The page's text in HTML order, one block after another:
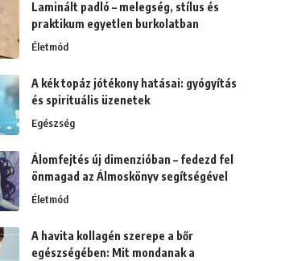
Laminált padló – melegség, stílus és
praktikum egyetlen burkolatban
Életmód
A kék topáz jótékony hatásai: gyógyítás
és spirituális üzenetek
Egészség
Álomfejtés új dimenzióban – fedezd fel
önmagad az Álmoskönyv segítségével
Életmód
A havita kollagén szerepe a bőr
egészségében: Mit mondanak a